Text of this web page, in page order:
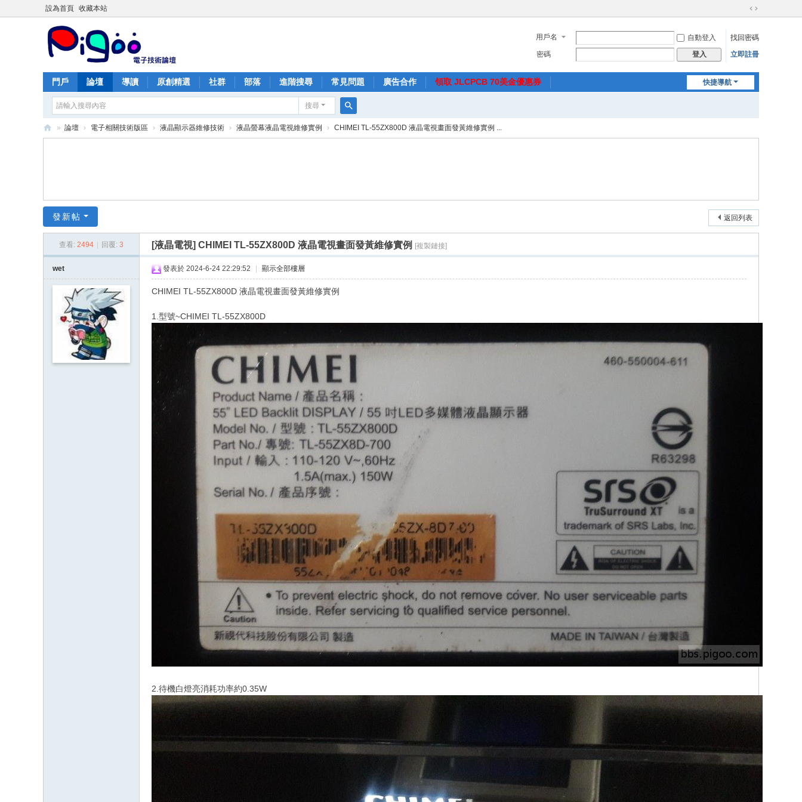
設為首頁 收藏本站
切
到
寬
用戶名 自動登入
找回密碼
密碼
登入 立即註冊
快捷導航
門戶 論壇 導讀 原創精選 社群 部落 進階搜尋 常見問題 廣告合作 領取 JLCPCB 70美金優惠券
搜尋
搜
尋
酷
» 論壇 › 電子相關技術版區 › 液晶顯示器維修技術 › 液晶螢幕液晶電視維修實例 › CHIMEI TL-55ZX800D 液晶電視畫面發黃維修實例 ...
返回列表
發新帖
查看: 2494 回覆: 3 [液晶電視] CHIMEI TL-55ZX800D 液晶電視畫面發黃維修實例 [複製鏈接]
wet 發表於 2024-6-24 22:29:52 顯示全部樓層
CHIMEI TL-55ZX800D 液晶電視畫面發黃維修實例
1.型號~CHIMEI TL-55ZX800D
2.待機白燈亮消耗功率約0.35W